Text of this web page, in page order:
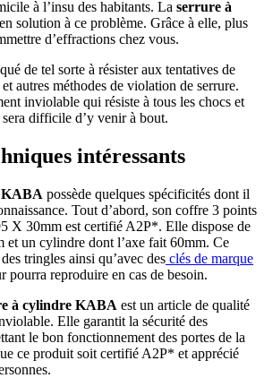
à l’insu des habitants. La serrure à
solution à ce problème. Grâce à elle, plus
d’effractions chez vous.
de tel sorte à résister aux tentatives de
autres méthodes de violation de serrure.
inviolable qui résiste à tous les chocs et
difficile d’y venir à bout.
intéressants
KABA possède quelques spécificités dont il
Tout d’abord, son coffre 3 points
X 30mm est certifié A2P*. Elle dispose de
et un cylindre dont l’axe fait 60mm. Ce
tringles ainsi qu’avec des clés de marque
pourra reproduire en cas de besoin.
à cylindre KABA est un article de qualité
Elle garantit la sécurité des
le bon fonctionnement des portes de la
ce produit soit certifié A2P* et apprécié